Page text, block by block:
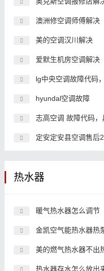
澳洲修空调师傅解决
美的空调汉川解决
爱默生机房空调解决
lg中央空调故障代码
hyundal空调故障
志高空调 故障代码
定安定安县空调售后
热水器
暖气热水器怎么调节
金凯空气能热水器热
美的燃气热水器不出
热水器存水怎么放出